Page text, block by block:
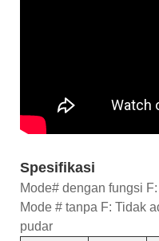
Spesifikasi
Mode# dengan fungsi
Mode # tanpa F: Tidak
pudar